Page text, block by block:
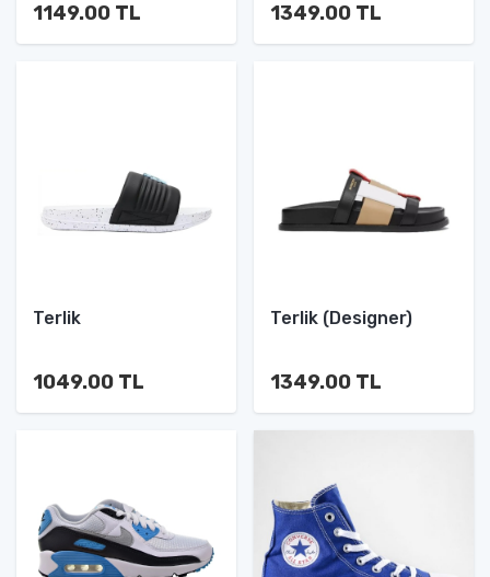
1149.00 TL 1349.00 TL
Terlik
1049.00 TL
Terlik (Designer)
1349.00 TL